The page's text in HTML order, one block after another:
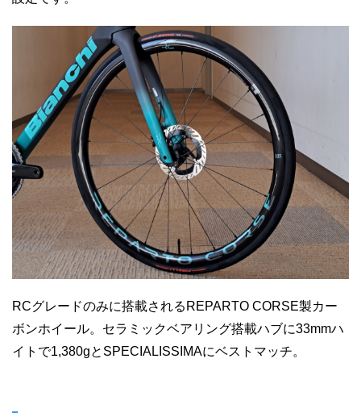
RCグレードのみに搭載されるREPARTO CORSE製カー
ボンホイール。セラミックベアリング搭載ハブに33mmハ
イトで1,380gとSPECIALISSIMAにベストマッチ。